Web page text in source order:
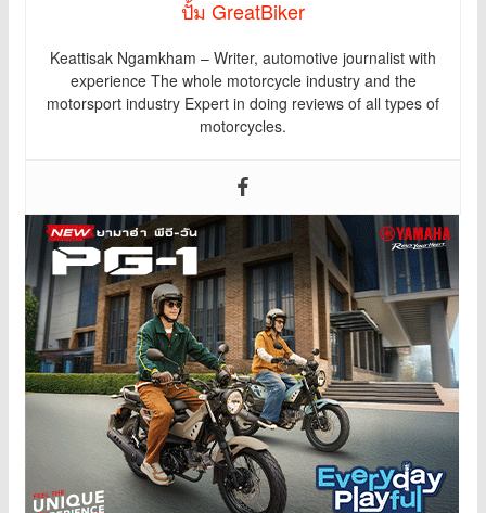
ปั้ม GreatBiker
Keattisak Ngamkham – Writer, automotive journalist with
experience The whole motorcycle industry and the
motorsport industry Expert in doing reviews of all types of
motorcycles.